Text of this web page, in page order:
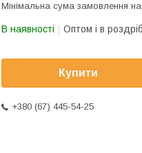
Мінімальна сума замовлення
В наявності Оптом і в роздріб
Купити
+380 (67) 445-54-25